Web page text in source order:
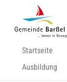
springen
Startseite
Ausbildung